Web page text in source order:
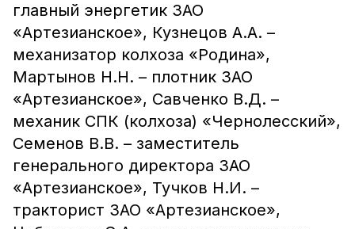
главный энергетик ЗАО
«Артезианское», Кузнецов А.А. –
механизатор колхоза «Родина»,
Мартынов Н.Н. – плотник ЗАО
«Артезианское», Савченко В.Д. –
механик СПК (колхоза) «Чернолесский»,
Семенов В.В. – заместитель
генерального директора ЗАО
«Артезианское», Тучков Н.И. –
тракторист ЗАО «Артезианское»,